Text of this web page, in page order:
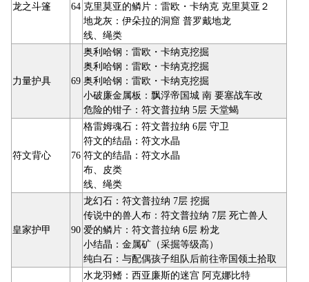
龙之斗篷 64 克里莫亚的鳞片：雷欧・卡纳克 克里莫亚２
地龙灰：伊朵拉的洞窟 普罗戴地龙
线、绳类
力量护具 69
奥利哈钢：雷欧・卡纳克挖掘
奥利哈钢：雷欧・卡纳克挖掘
奥利哈钢：雷欧・卡纳克挖掘
小破廉金属板：飘浮帝国城 南 要塞战车改
危险的钳子：符文普拉纳 5层 天堂蝎
符文背心 76
格雷姆魂石：符文普拉纳 6层 守卫
符文的结晶：符文水晶
符文的结晶：符文水晶
布、皮类
线、绳类
皇家护甲 90
龙幻石：符文普拉纳 7层 挖掘
传说中的兽人布：符文普拉纳 7层 死亡兽人
爱的鳞片：符文普拉纳 6层 粉龙
小结晶：金属矿（采掘等级高）
纯白石：与配偶孩子组队后前往帝国领土拾取
水龙羽鳍：西亚廉斯的迷宫 阿克娜比特